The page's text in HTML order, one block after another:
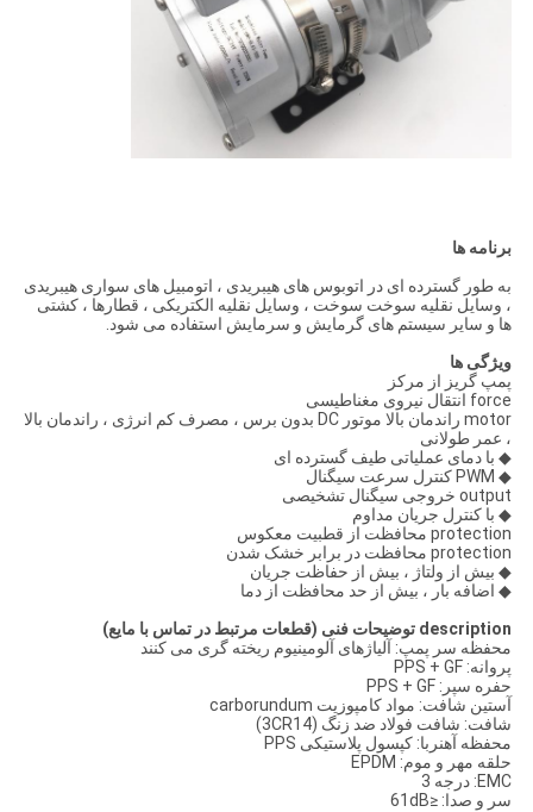
برنامه ها
به طور گسترده ای در اتوبوس های هیبریدی ، اتومبیل های سواری هیبریدی
، وسایل نقلیه سوخت سوخت ، وسایل نقلیه الکتریکی ، قطارها ، کشتی
ها و سایر سیستم های گرمایش و سرمایش استفاده می شود.
ویژگی ها
پمپ گریز از مرکز
force انتقال نیروی مغناطیسی
motor راندمان بالا موتور DC بدون برس ، مصرف کم انرژی ، راندمان بالا
، عمر طولانی
◆ با دمای عملیاتی طیف گسترده ای
◆ PWM کنترل سرعت سیگنال
output خروجی سیگنال تشخیصی
◆ با کنترل جریان مداوم
protection محافظت از قطبیت معکوس
protection محافظت در برابر خشک شدن
◆ بیش از ولتاژ ، بیش از حفاظت جریان
◆ اضافه بار ، بیش از حد محافظت از دما
description توضیحات فنی (قطعات مرتبط در تماس با مایع)
محفظه سر پمپ: آلیاژهای آلومینیوم ریخته گری می کنند
پروانه: PPS + GF
حفره سپر: PPS + GF
آستین شافت: مواد کامپوزیت carborundum
شافت: شافت فولاد ضد زنگ (3CR14)
محفظه آهنربا: کپسول پلاستیکی PPS
حلقه مهر و موم: EPDM
EMC: درجه 3
سر و صدا: ≤61dB